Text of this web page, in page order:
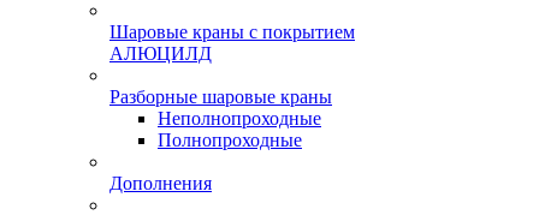
Шаровые краны с покрытием
АЛЮЦИЛД
Разборные шаровые краны
Неполнопроходные
Полнопроходные
Дополнения